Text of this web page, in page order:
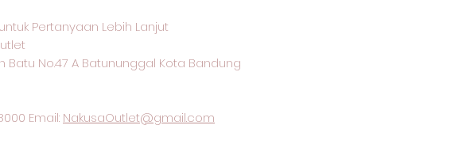
Pertanyaan Lebih Lanjut
Batu No.47 A Batununggal Kota Bandung
Email: NakusaOutlet@gmail.com